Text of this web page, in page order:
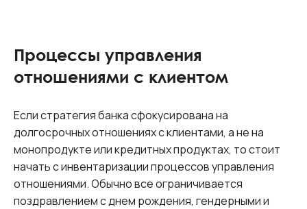
Процессы управления
отношениями с клиентом
Если стратегия банка сфокусирована на
долгосрочных отношениях с клиентами, а не на
монопродукте или кредитных продуктах, то стоит
начать с инвентаризации процессов управления
отношениями. Обычно все ограничивается
поздравлением с днем рождения, гендерными и